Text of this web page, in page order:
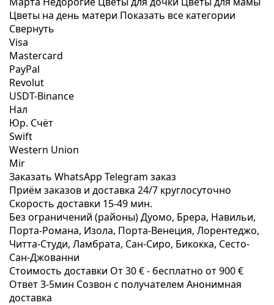
Цветы на день матери Показать все категории
Свернуть
Visa
Mastercard
PayPal
Revolut
USDT-Binance
Нал
Юр. Счёт
Swift
Western Union
Mir
Заказать WhatsApp Telegram заказ
Приём заказов и доставка 24/7 круглосуточно
Скорость доставки 15-49 мин.
Без ограничений (районы)Дуомо, Брера, Навильи,
Порта-Романа, Изола, Порта-Венеция, Лорентеджо,
Читта-Студи, Ламбрата, Сан-Сиро, Бикокка, Сесто-
Сан-Джованни
Стоимость доставки От 30 € - бесплатно от 900 €
Ответ 3-5мин Созвон с получателем Анонимная
доставка